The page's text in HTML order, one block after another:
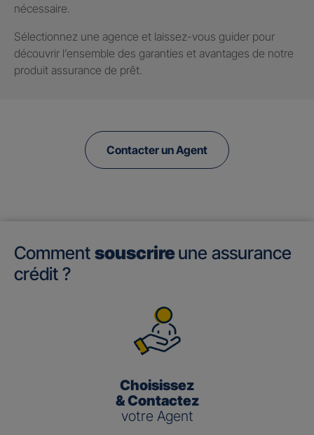
nécessaire.
Sélectionnez une agence et laissez-vous guider pour
découvrir l’ensemble des garanties et avantages de notre
produit assurance de prêt.
Contacter un Agent
Comment souscrireune assurance
crédit ?
Choisissez
& Contactez
votre Agent